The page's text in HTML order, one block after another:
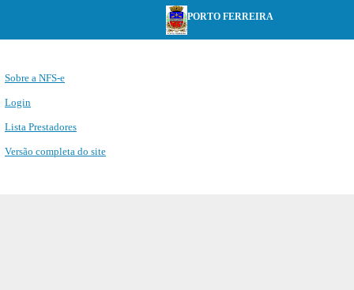
PORTO FERREIRA
Sobre a NFS-e
Login
Lista Prestadores
Versão completa do site